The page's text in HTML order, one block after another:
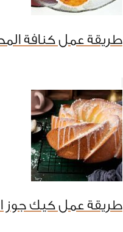
طريقة عمل كنافة
طريقة عمل كيك جوز